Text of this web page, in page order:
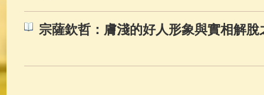
宗薩欽哲：膚淺的好人形象與實相解脫